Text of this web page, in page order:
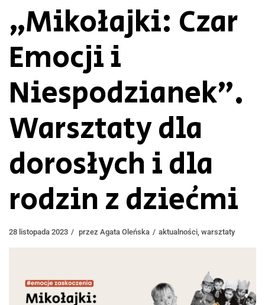
„Mikołajki: Czar
Emocji i
Niespodzianek”.
Warsztaty dla
dorosłych i dla
rodzin z dziećmi
28 listopada 2023 przez Agata Oleńska aktualności warsztaty